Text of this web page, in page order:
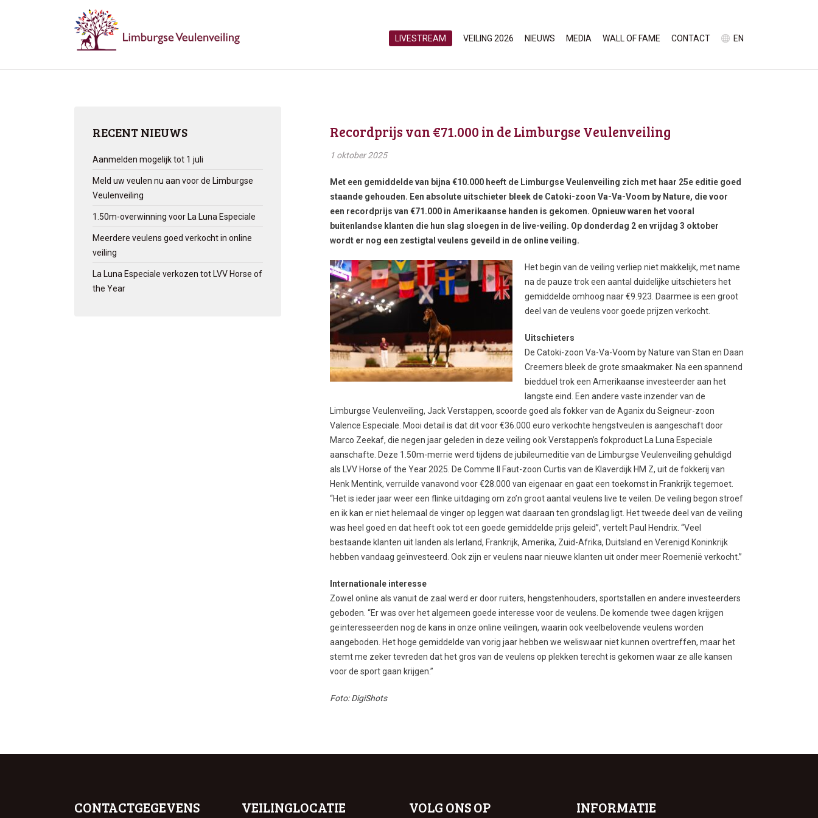
LIVESTREAM VEILING 2026 NIEUWS MEDIA WALL OF FAME CONTACT EN
RECENT NIEUWS
Aanmelden mogelijk tot 1 juli
Meld uw veulen nu aan voor de Limburgse
Veulenveiling
1.50m-overwinning voor La Luna Especiale
Meerdere veulens goed verkocht in online
veiling
La Luna Especiale verkozen tot LVV Horse of
the Year
Recordprijs van €71.000 in de Limburgse Veulenveiling
1 oktober 2025
Met een gemiddelde van bijna €10.000 heeft de Limburgse Veulenveiling zich met haar 25e editie goed
staande gehouden. Een absolute uitschieter bleek de Catoki-zoon Va-Va-Voom by Nature, die voor
een recordprijs van €71.000 in Amerikaanse handen is gekomen. Opnieuw waren het vooral
buitenlandse klanten die hun slag sloegen in de live-veiling. Op donderdag 2 en vrijdag 3 oktober
wordt er nog een zestigtal veulens geveild in de online veiling.
Het begin van de veiling verliep niet makkelijk, met name
na de pauze trok een aantal duidelijke uitschieters het
gemiddelde omhoog naar €9.923. Daarmee is een groot
deel van de veulens voor goede prijzen verkocht.
Uitschieters
De Catoki-zoon Va-Va-Voom by Nature van Stan en Daan
Creemers bleek de grote smaakmaker. Na een spannend
biedduel trok een Amerikaanse investeerder aan het
langste eind. Een andere vaste inzender van de
Limburgse Veulenveiling, Jack Verstappen, scoorde goed als fokker van de Aganix du Seigneur-zoon
Valence Especiale. Mooi detail is dat dit voor €36.000 euro verkochte hengstveulen is aangeschaft door
Marco Zeekaf, die negen jaar geleden in deze veiling ook Verstappen’s fokproduct La Luna Especiale
aanschafte. Deze 1.50m-merrie werd tijdens de jubileumeditie van de Limburgse Veulenveiling gehuldigd
als LVV Horse of the Year 2025. De Comme Il Faut-zoon Curtis van de Klaverdijk HM Z, uit de fokkerij van
Henk Mentink, verruilde vanavond voor €28.000 van eigenaar en gaat een toekomst in Frankrijk tegemoet.
“Het is ieder jaar weer een flinke uitdaging om zo’n groot aantal veulens live te veilen. De veiling begon stroef
en ik kan er niet helemaal de vinger op leggen wat daaraan ten grondslag ligt. Het tweede deel van de veiling
was heel goed en dat heeft ook tot een goede gemiddelde prijs geleid”, vertelt Paul Hendrix. “Veel
bestaande klanten uit landen als Ierland, Frankrijk, Amerika, Zuid-Afrika, Duitsland en Verenigd Koninkrijk
hebben vandaag geïnvesteerd. Ook zijn er veulens naar nieuwe klanten uit onder meer Roemenië verkocht.”
Internationale interesse
Zowel online als vanuit de zaal werd er door ruiters, hengstenhouders, sportstallen en andere investeerders
geboden. “Er was over het algemeen goede interesse voor de veulens. De komende twee dagen krijgen
geïnteresseerden nog de kans in onze online veilingen, waarin ook veelbelovende veulens worden
aangeboden. Het hoge gemiddelde van vorig jaar hebben we weliswaar niet kunnen overtreffen, maar het
stemt me zeker tevreden dat het gros van de veulens op plekken terecht is gekomen waar ze alle kansen
voor de sport gaan krijgen.”
Foto: DigiShots
CONTACTGEGEVENS VEILINGLOCATIE VOLG ONS OP INFORMATIE